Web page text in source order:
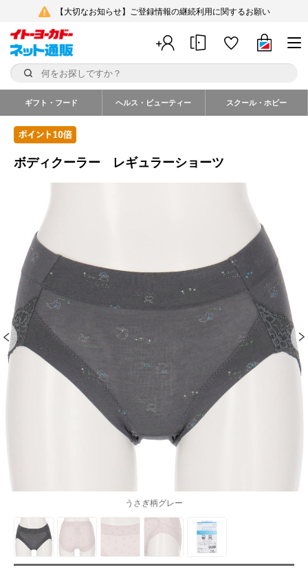
【大切なお知らせ】ご登録情報の継続利用に関するお願い
ギフト・フード ヘルス・ビューティー スクール・ホビー
ボディクーラー レギュラーショーツ
うさぎ柄グレー